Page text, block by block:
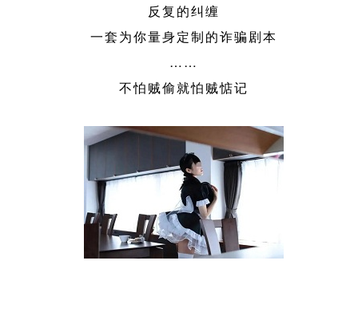
反复的纠缠
一套为你量身定制的诈骗剧本
……
不怕贼偷就怕贼惦记